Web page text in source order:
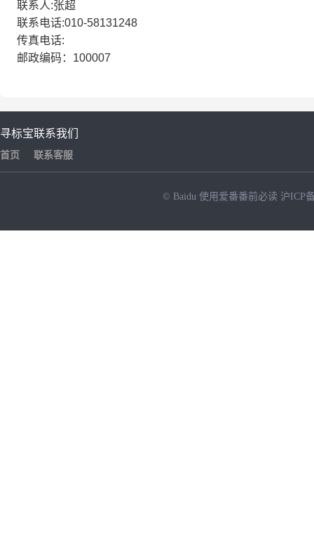
联系人:张超
联系电话:010-58131248
传真电话:
邮政编码：100007
寻标宝
首页
联系我们
联系客服
© Baidu 使用爱番番前必读 沪ICP